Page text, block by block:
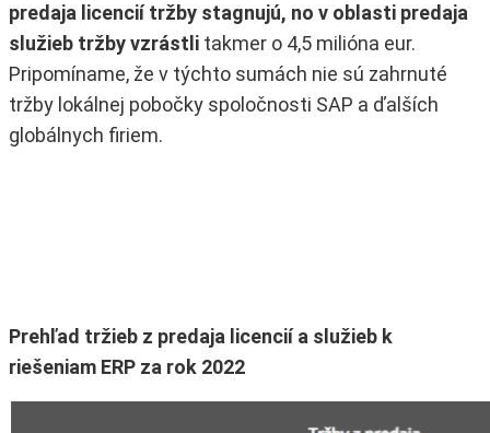
predaja licencií tržby stagnujú, no v oblasti predaja
služieb tržby vzrástli takmer o 4,5 milióna eur.
Pripomíname, že v týchto sumách nie sú zahrnuté
tržby lokálnej pobočky spoločnosti SAP a ďalších
globálnych firiem.
Prehľad tržieb z predaja licencií a služieb k
riešeniam ERP za rok 2022